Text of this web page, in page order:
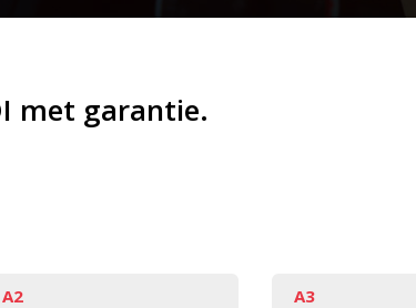
met garantie.
A2 A3